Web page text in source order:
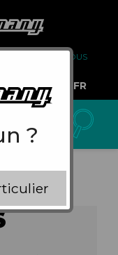
À PROPOS DE NOUS
FR
?